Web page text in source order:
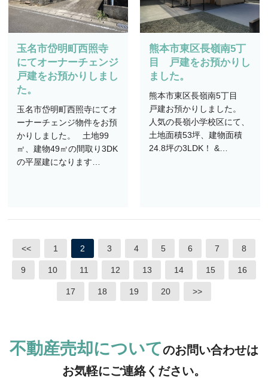
玉名市岱明町西照寺
にてオーナーチェンジ
戸建をお預かりしまし
た。
玉名市岱明町西照寺にてオ
ーナーチェンジ物件をお預
かりしました。 土地99
㎡、建物49㎡の間取り3DK
の平屋建になります…
熊本市東区長嶺南5丁
目 戸建をお預かりし
ました。
熊本市東区長嶺南5丁目
戸建お預かりしました。
人気の長嶺小学校区にて、
土地面積53坪、建物面積
24.8坪の3LDK！ &…
<< 1 2 3 4 5 6 7 8
9 10 11 12 13 14 15 16
17 18 19 20 >>
不動産売却についてのお問い合わせは
お気軽にご連絡ください。